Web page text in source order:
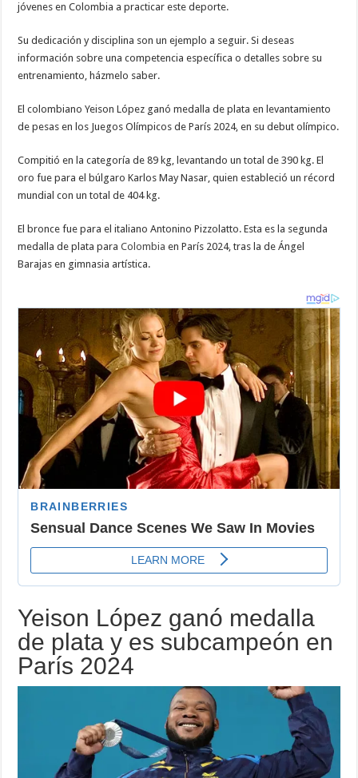
jóvenes en Colombia a practicar este deporte.
Su dedicación y disciplina son un ejemplo a seguir. Si deseas
información sobre una competencia específica o detalles sobre su
entrenamiento, házmelo saber.
El colombiano Yeison López ganó medalla de plata en levantamiento
de pesas en los Juegos Olímpicos de París 2024, en su debut olímpico.
Compitió en la categoría de 89 kg, levantando un total de 390 kg. El
oro fue para el búlgaro Karlos May Nasar, quien estableció un récord
mundial con un total de 404 kg.
El bronce fue para el italiano Antonino Pizzolatto. Esta es la segunda
medalla de plata paraColombia en París 2024, tras la de Ángel
Barajas en gimnasia artística.
Yeison López ganó medalla
de plata y es subcampeón en
París 2024